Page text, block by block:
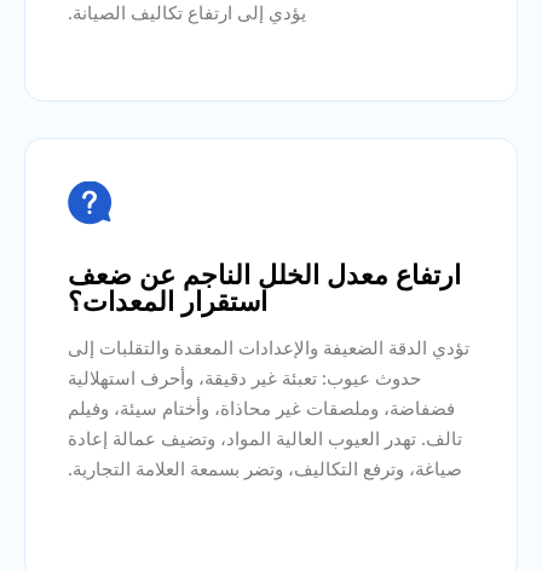
يؤدي إلى ارتفاع تكاليف الصيانة.

ارتفاع معدل الخلل الناجم عن ضعف
استقرار المعدات؟
تؤدي الدقة الضعيفة والإعدادات المعقدة والتقلبات إلى
حدوث عيوب: تعبئة غير دقيقة، وأحرف استهلالية
فضفاضة، وملصقات غير محاذاة، وأختام سيئة، وفيلم
تالف. تهدر العيوب العالية المواد، وتضيف عمالة إعادة
صياغة، وترفع التكاليف، وتضر بسمعة العلامة التجارية.